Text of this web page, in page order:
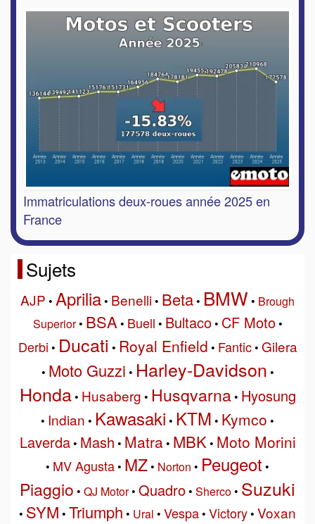
Immatriculations deux-roues année 2025 en
France
Sujets
AJP • Aprilia• Benelli• Beta• BMW • Brough
Superior• BSA• Buell • Bultaco• CF Moto•
Derbi • Ducati • Royal Enfield • Fantic• Gilera
• Moto Guzzi • Harley-Davidson •
Honda• Husaberg • Husqvarna• Hyosung
• Indian • Kawasaki • KTM • Kymco •
Laverda• Mash • Matra• MBK• Moto Morini
• MV Agusta• MZ• Norton • Peugeot •
Piaggio • QJ Motor• Quadro• Sherco• Suzuki
• SYM • Triumph • Ural • Vespa• Victory• Voxan